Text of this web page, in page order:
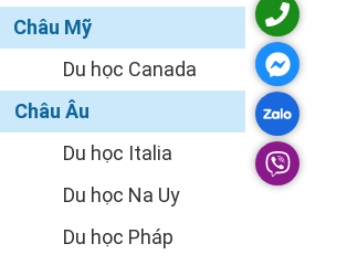
Châu Mỹ
Du học Canada
Châu Âu
Du học Italia
Du học Na Uy
Du học Pháp